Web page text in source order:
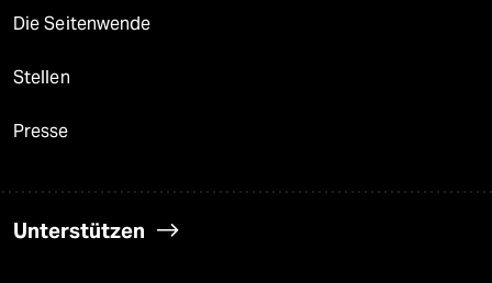
Die Seitenwende
Stellen
Presse
Unterstützen